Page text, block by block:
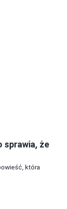
sprawia, że
która